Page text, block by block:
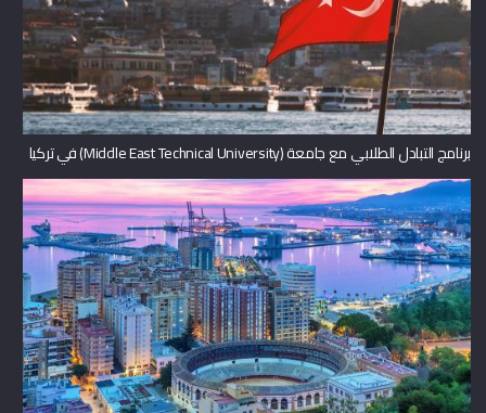
برنامج التبادل الطلابي مع جامعة (Middle East Technical University) في تركيا